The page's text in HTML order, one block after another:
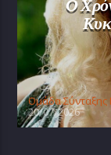
Oμάδα Σύνταξης Ι
20/07/2026